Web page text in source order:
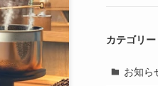
カテゴリー
お知ら